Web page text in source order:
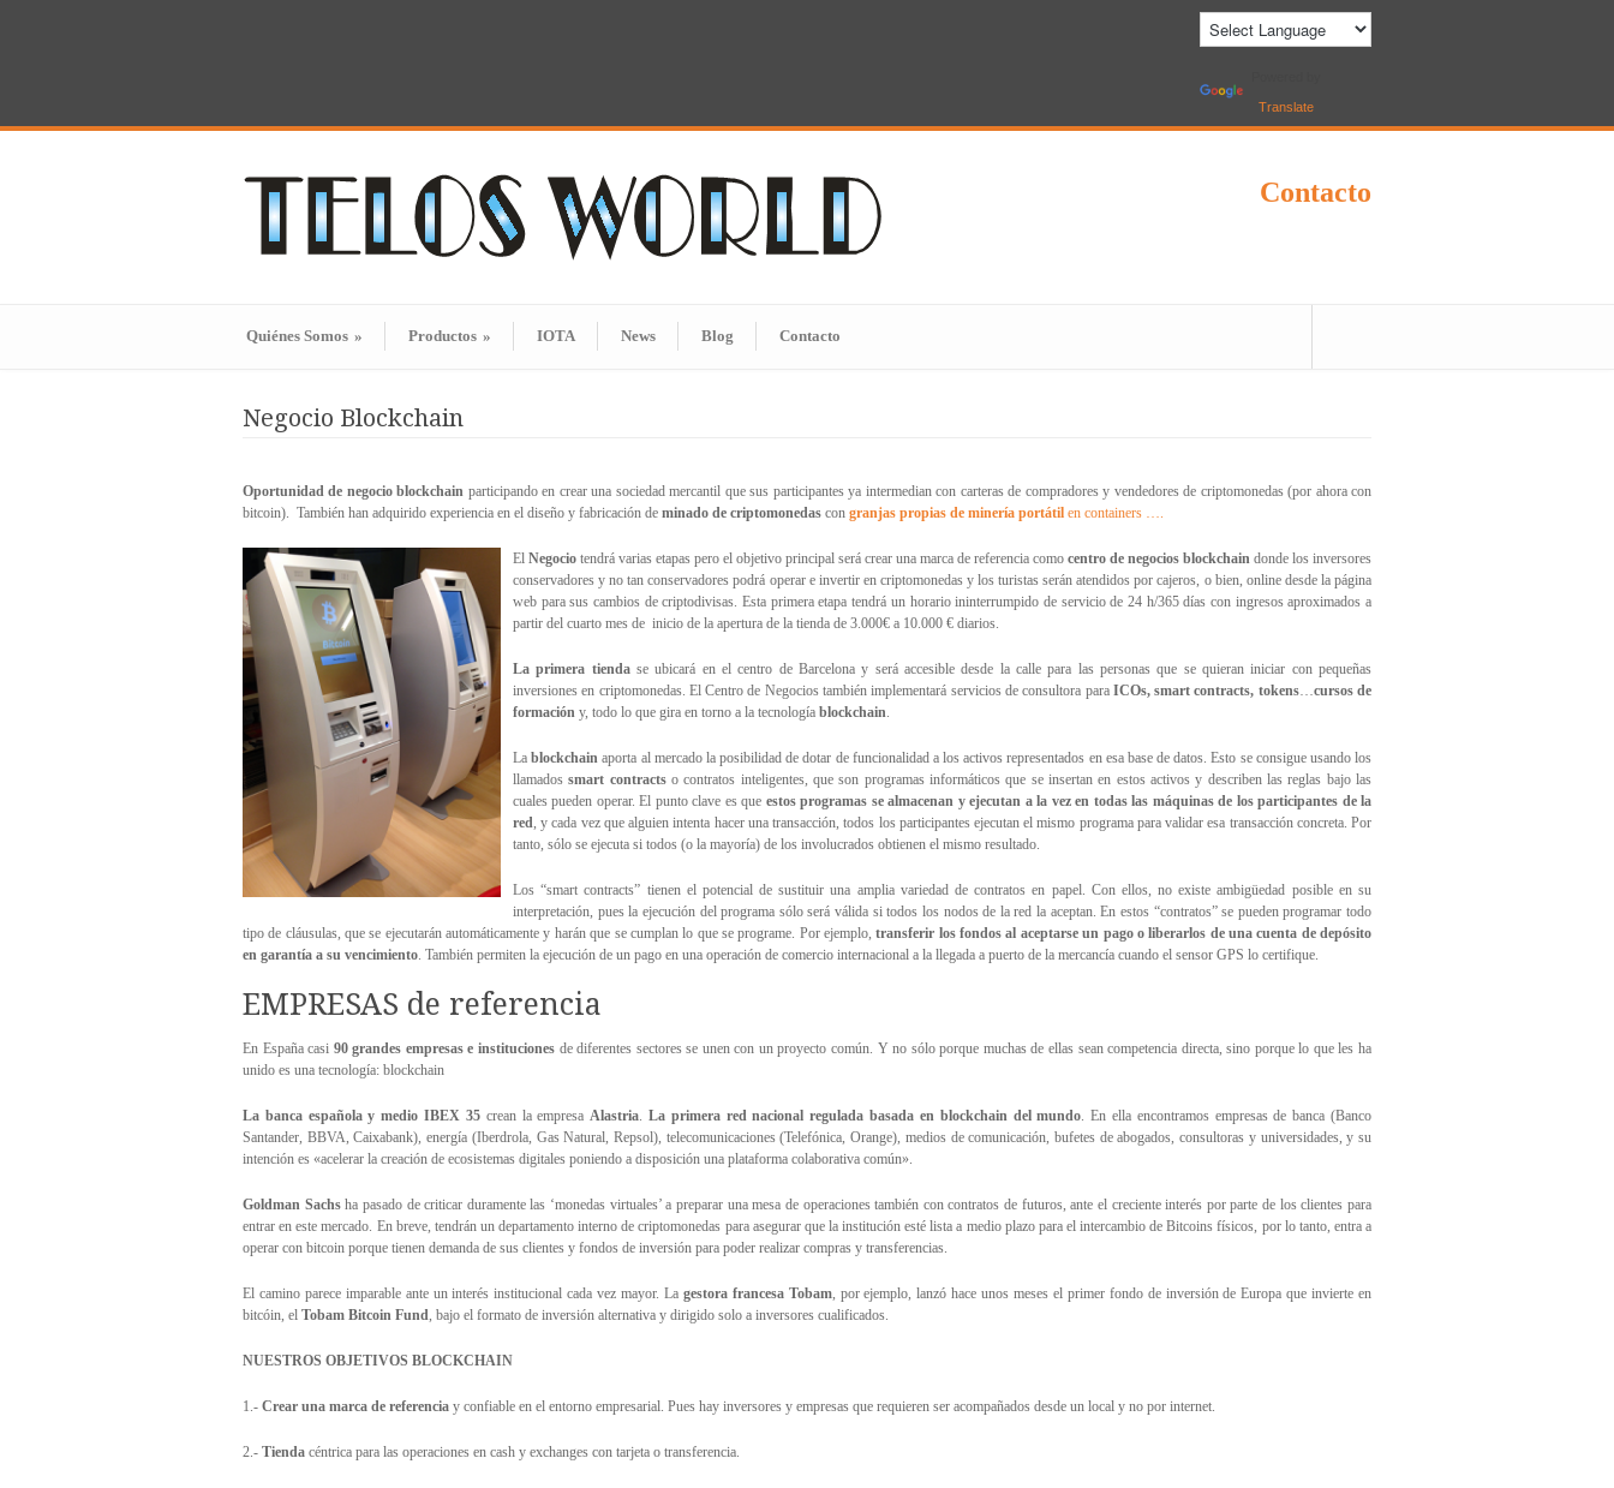
Translate
Contacto
Quiénes Somos » Productos » IOTA News Blog Contacto
Negocio Blockchain
Oportunidad de negocio blockchain participando en crear una sociedad mercantil que sus participantes ya intermedian con carteras de compradores y vendedores de criptomonedas (por ahora con
bitcoin). También han adquirido experiencia en el diseño y fabricación de minado de criptomonedas con granjas propias de minería portátil en containers ….
El Negocio tendrá varias etapas pero el objetivo principal será crear una marca de referencia como centro de negocios blockchain donde los inversores
conservadores y no tan conservadores podrá operar e invertir en criptomonedas y los turistas serán atendidos por cajeros, o bien, online desde la página
web para sus cambios de criptodivisas. Esta primera etapa tendrá un horario ininterrumpido de servicio de 24 h/365 días con ingresos aproximados a
partir del cuarto mes de inicio de la apertura de la tienda de 3.000€ a 10.000 € diarios.
La primera tiendase ubicará en el centro de Barcelona y será accesible desde la calle para las personas que se quieran iniciar con pequeñas
inversiones en criptomonedas. El Centro de Negocios también implementará servicios de consultora para ICOs, smart contracts, tokens…cursos de
formación y, todo lo que gira en torno a la tecnología blockchain.
Lablockchain aporta al mercado la posibilidad de dotar de funcionalidad a los activos representados en esa base de datos. Esto se consigue usando los
llamadossmart contractso contratos inteligentes, que son programas informáticos que se insertan en estos activos y describen las reglas bajo las
cuales pueden operar. El punto clave es que estos programas se almacenan y ejecutan a la vez en todas las máquinas de los participantes de la
red, y cada vez que alguien intenta hacer una transacción, todos los participantes ejecutan el mismo programa para validar esa transacción concreta. Por
tanto, sólo se ejecuta si todos (o la mayoría) de los involucrados obtienen el mismo resultado.
Los “smart contracts” tienen el potencial de sustituir una amplia variedad de contratos en papel. Con ellos, no existe ambigüedad posible en su
interpretación, pues la ejecución del programa sólo será válida si todos los nodos de la red la aceptan. En estos “contratos” se pueden programar todo
tipo de cláusulas, que se ejecutarán automáticamente y harán que se cumplan lo que se programe. Por ejemplo,transferir los fondos al aceptarse un pago o liberarlos de una cuenta de depósito
en garantía a su vencimiento. También permiten la ejecución de un pago en una operación de comercio internacional a la llegada a puerto de la mercancía cuando el sensor GPS lo certifique.
EMPRESAS de referencia
En España casi 90 grandes empresas e institucionesde diferentes sectores se unen con un proyecto común. Y no sólo porque muchas de ellas sean competencia directa, sino porque lo que les ha
unido es una tecnología: blockchain
La banca española y medio IBEX 35crean la empresaAlastria. La primera red nacional regulada basada en blockchain del mundo. En ella encontramos empresas de banca (Banco
Santander, BBVA, Caixabank), energía (Iberdrola, Gas Natural, Repsol), telecomunicaciones (Telefónica, Orange), medios de comunicación, bufetes de abogados, consultoras y universidades, y su
intención es «acelerar la creación de ecosistemas digitales poniendo a disposición una plataforma colaborativa común».
Goldman Sachsha pasado de criticar duramente las ‘monedas virtuales’ a preparar una mesa de operaciones también con contratos de futuros, ante el creciente interés por parte de los clientes para
entrar en este mercado. En breve, tendrán un departamento interno de criptomonedas para asegurar que la institución esté lista a medio plazo para el intercambio de Bitcoins físicos, por lo tanto, entra a
operar con bitcoin porque tienen demanda de sus clientes y fondos de inversión para poder realizar compras y transferencias.
El camino parece imparable ante un interés institucional cada vez mayor. La gestora francesa Tobam, por ejemplo, lanzó hace unos meses el primer fondo de inversión de Europa que invierte en
bitcóin, el Tobam Bitcoin Fund, bajo el formato de inversión alternativa y dirigido solo a inversores cualificados.
NUESTROS OBJETIVOS BLOCKCHAIN
1.- Crear una marca de referencia y confiable en el entorno empresarial. Pues hay inversores y empresas que requieren ser acompañados desde un local y no por internet.
2.- Tienda céntrica para las operaciones en cash y exchanges con tarjeta o transferencia.